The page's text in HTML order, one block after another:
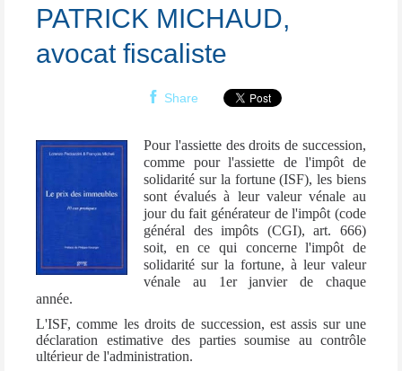
PATRICK MICHAUD,
avocat fiscaliste
Share
Pour l'assiette des droits de succession,
comme pour l'assiette de l'impôt de
solidarité sur la fortune (ISF), les biens
sont évalués à leur valeur vénale au
jour du fait générateur de l'impôt (code
général des impôts (CGI), art. 666)
soit, en ce qui concerne l'impôt de
solidarité sur la fortune, à leur valeur
vénale au 1er janvier de chaque
année.
L'ISF, comme les droits de succession, est assis sur une
déclaration estimative des parties soumise au contrôle
ultérieur de l'administration.